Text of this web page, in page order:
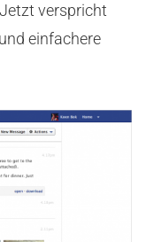
verspricht
einfachere